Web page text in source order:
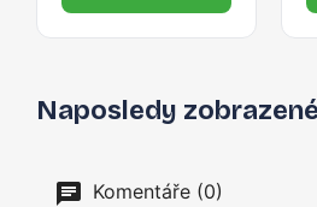
Naposledy zobrazené
Komentáře (0)